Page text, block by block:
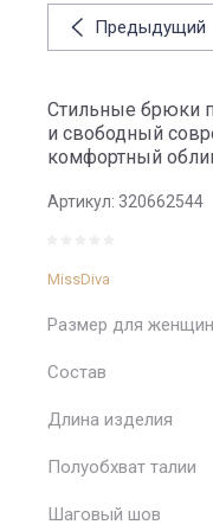
Предыдущий
Артикул: 320662544
MissDiva
Стильные брюки
и свободный
комфортный
Размер для женщин
Состав
Длина изделия
Полуобхват талии
Шаговый шов